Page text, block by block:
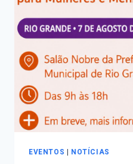
EVENTOS | NOTÍCIAS